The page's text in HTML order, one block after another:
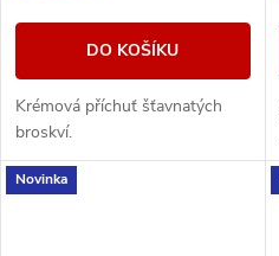
DO KOŠÍKU
Krémová příchuť šťavnatých
broskví.
Novinka